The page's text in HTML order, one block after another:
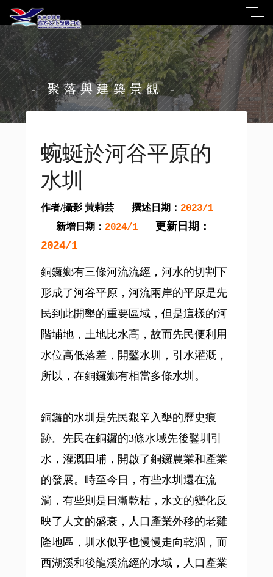
- 聚落與建築景觀 -
蜿蜒於河谷平原的
水圳
作者/攝影 黃莉芸 撰述日期： 2023/1
新增日期： 2024/1
更新日期：
2024/1
銅鑼鄉有三條河流流經，河水的切割下
形成了河谷平原，河流兩岸的平原是先
民到此開墾的重要區域，但是這樣的河
階埔地，土地比水高，故而先民便利用
水位高低落差，開鑿水圳，引水灌溉，
所以，在銅鑼鄉有相當多條水圳。
銅鑼的水圳是先民艱辛入墾的歷史㾗
跡。先民在銅鑼的3條水域先後鑿圳引
水，灌溉田埔，開啟了銅鑼農業和產業
的發展。時至今日，有些水圳還在流
淌，有些則是日漸乾枯，水文的變化反
映了人文的盛衰，人口產業外移的老雞
隆地區，圳水似乎也慢慢走向乾涸，而
西湖溪和後龍溪流經的水域，人口產業